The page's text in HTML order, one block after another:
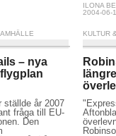
ILONA
2004-06-
– nya
ställde år 2007
fråga till EU-
Den
KULTUR